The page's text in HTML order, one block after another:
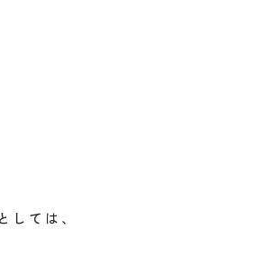
しては、